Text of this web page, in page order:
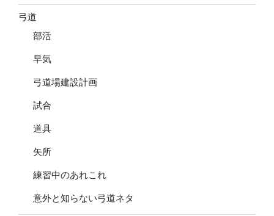
弓道
部活
早気
弓道場建設計画
試合
道具
矢所
練習中のあれこれ
意外と知らない弓道ネタ